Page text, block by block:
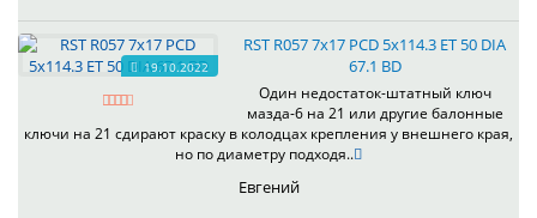
19.10.2022
RST R057 7x17 PCD 5x114.3 ET 50 DIA
67.1 BD
Один недостаток-штатный ключ
мазда-6 на 21 или другие балонные
ключи на 21 сдирают краску в колодцах крепления у внешнего края,
но по диаметру подходя..
Евгений